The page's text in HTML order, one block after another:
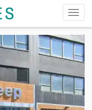
切
换
导
航